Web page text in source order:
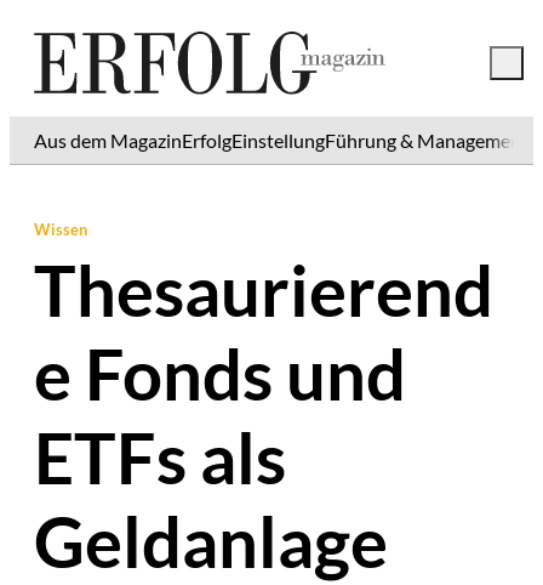
Aus dem MagazinErfolgEinstellungFührung & Management
Wissen
Thesaurierend
e Fonds und
ETFs als
Geldanlage